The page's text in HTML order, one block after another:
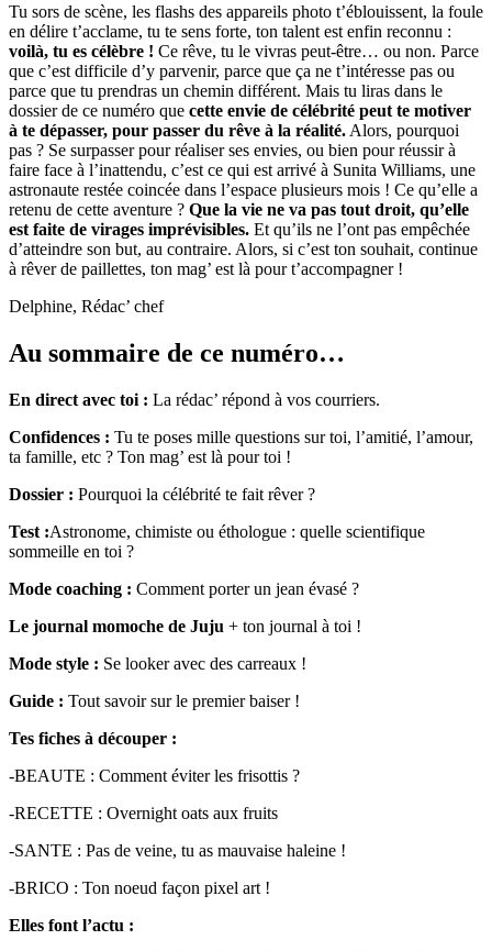
Tu sors de scène, les flashs des appareils photo t’éblouissent, la foule
en délire t’acclame, tu te sens forte, ton talent est enfin reconnu :
voilà, tu es célèbre ! Ce rêve, tu le vivras peut-être… ou non. Parce
que c’est difficile d’y parvenir, parce que ça ne t’intéresse pas ou
parce que tu prendras un chemin différent. Mais tu liras dans le
dossier de ce numéro que cette envie de célébrité peut te motiver
à te dépasser, pour passer du rêve à la réalité. Alors, pourquoi
pas ? Se surpasser pour réaliser ses envies, ou bien pour réussir à
faire face à l’inattendu, c’est ce qui est arrivé à Sunita Williams, une
astronaute restée coincée dans l’espace plusieurs mois ! Ce qu’elle a
retenu de cette aventure ? Que la vie ne va pas tout droit, qu’elle
est faite de virages imprévisibles. Et qu’ils ne l’ont pas empêchée
d’atteindre son but, au contraire. Alors, si c’est ton souhait, continue
à rêver de paillettes, ton mag’ est là pour t’accompagner !
Delphine, Rédac’ chef
Au sommaire de ce numéro…
En direct avec toi : La rédac’ répond à vos courriers.
Confidences : Tu te poses mille questions sur toi, l’amitié, l’amour,
ta famille, etc ? Ton mag’ est là pour toi !
Dossier : Pourquoi la célébrité te fait rêver ?
Test :Astronome, chimiste ou éthologue : quelle scientifique
sommeille en toi ?
Mode coaching : Comment porter un jean évasé ?
Le journal momoche de Juju + ton journal à toi !
Mode style : Se looker avec des carreaux !
Guide : Tout savoir sur le premier baiser !
Tes fiches à découper :
-BEAUTE : Comment éviter les frisottis ?
-RECETTE : Overnight oats aux fruits
-SANTE : Pas de veine, tu as mauvaise haleine !
-BRICO : Ton noeud façon pixel art !
Elles font l’actu :